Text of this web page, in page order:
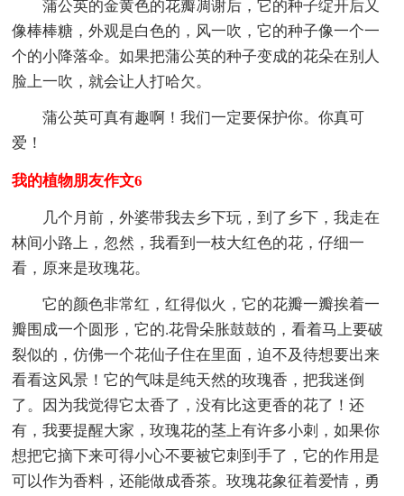
蒲公英的金黄色的花瓣凋谢后，它的种子绽开后又
像棒棒糖，外观是白色的，风一吹，它的种子像一个一
个的小降落伞。如果把蒲公英的种子变成的花朵在别人
脸上一吹，就会让人打哈欠。
蒲公英可真有趣啊！我们一定要保护你。你真可
爱！
我的植物朋友作文6
几个月前，外婆带我去乡下玩，到了乡下，我走在
林间小路上，忽然，我看到一枝大红色的花，仔细一
看，原来是玫瑰花。
它的颜色非常红，红得似火，它的花瓣一瓣挨着一
瓣围成一个圆形，它的.花骨朵胀鼓鼓的，看着马上要破
裂似的，仿佛一个花仙子住在里面，迫不及待想要出来
看看这风景！它的气味是纯天然的玫瑰香，把我迷倒
了。因为我觉得它太香了，没有比这更香的花了！还
有，我要提醒大家，玫瑰花的茎上有许多小刺，如果你
想把它摘下来可得小心不要被它刺到手了，它的作用是
可以作为香料，还能做成香茶。玫瑰花象征着爱情，勇